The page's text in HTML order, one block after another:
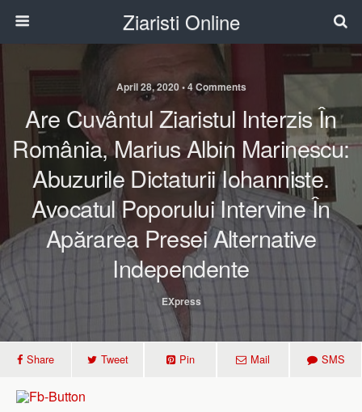
Ziaristi Online
April 28, 2020 • 4 Comments
Are Cuvântul Ziaristul Interzis În
România, Marius Albin Marinescu:
Abuzurile Dictaturii Iohanniste.
Avocatul Poporului Intervine În
Apărarea Presei Alternative
Independente
EXpress
Share Tweet Pin Mail SMS